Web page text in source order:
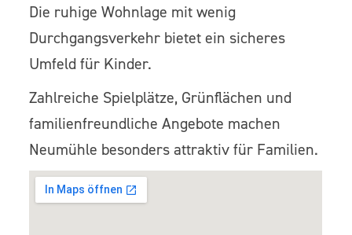
Die ruhige Wohnlage mit wenig
Durchgangsverkehr bietet ein sicheres
Umfeld für Kinder.
Zahlreiche Spielplätze, Grünflächen und
familienfreundliche Angebote machen
Neumühle besonders attraktiv für Familien.